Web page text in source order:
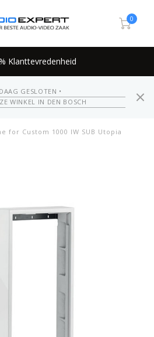
0
Klanttevredenheid
GESLOTEN •
WINKEL IN DEN BOSCH
for Custom 1000 IW SUB Utopia